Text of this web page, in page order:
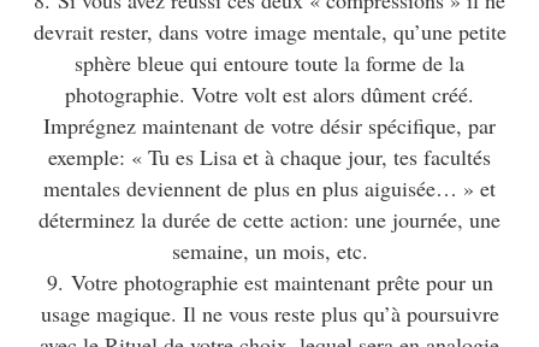
devrait rester, dans votre image mentale, qu’une petite
sphère bleue qui entoure toute la forme de la
photographie. Votre volt est alors dûment créé.
Imprégnez maintenant de votre désir spécifique, par
exemple: « Tu es Lisa et à chaque jour, tes facultés
mentales deviennent de plus en plus aiguisée… » et
déterminez la durée de cette action: une journée, une
semaine, un mois, etc.
9. Votre photographie est maintenant prête pour un
usage magique. Il ne vous reste plus qu’à poursuivre